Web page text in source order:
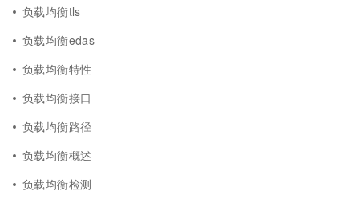
负载均衡tls
负载均衡edas
负载均衡特性
负载均衡接口
负载均衡路径
负载均衡概述
负载均衡检测